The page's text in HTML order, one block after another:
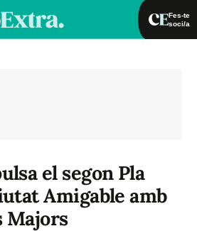
Fes-te
soci/a
el segon Pla
Amigable amb
Majors